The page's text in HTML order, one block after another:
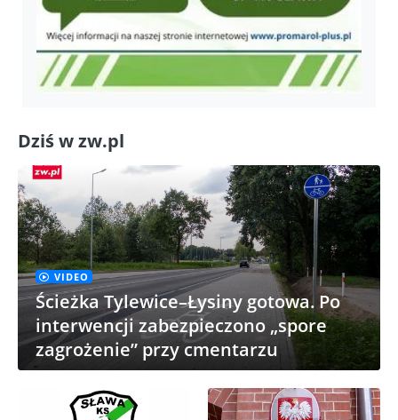
Dziś w zw.pl
VIDEO
Ścieżka Tylewice–Łysiny gotowa. Po
interwencji zabezpieczono „spore
zagrożenie” przy cmentarzu